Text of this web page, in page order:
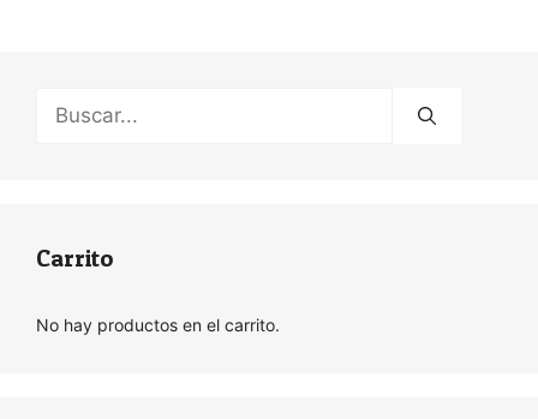
Buscar:
Carrito
No hay productos en el carrito.